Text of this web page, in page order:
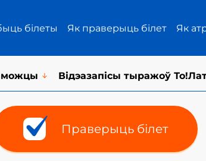
білеты Як праверыць білет Як
Відэазапісы тыражоў
Праверыць білет